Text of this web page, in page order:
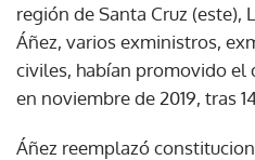
región de Santa Cruz (este),
Áñez, varios exministros,
civiles, habían promovido
en noviembre de 2019, tras
Áñez reemplazó